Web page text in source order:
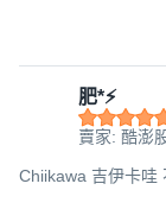
肥*⚡️
賣家: 酷澎
Chiikawa 吉伊卡哇